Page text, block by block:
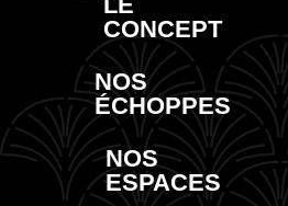
CONCEPT
NOS
ÉCHOPPES
NOS
ESPACES